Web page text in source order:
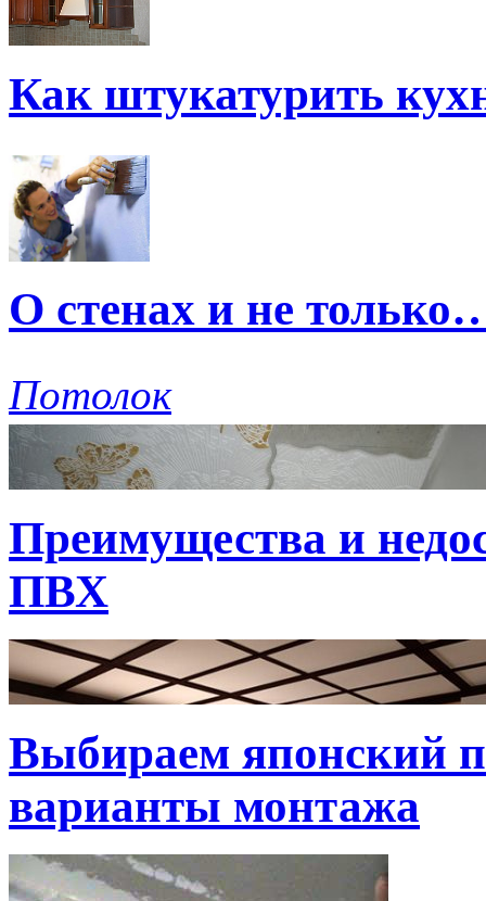
Как штукатурить
О стенах и не
Потолок
Преимущества и
ПВХ
Выбираем японский
варианты монтажа